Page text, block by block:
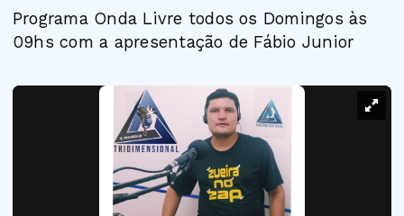
Programa Onda Livre todos os Domingos às
09hs com a apresentação de Fábio Junior